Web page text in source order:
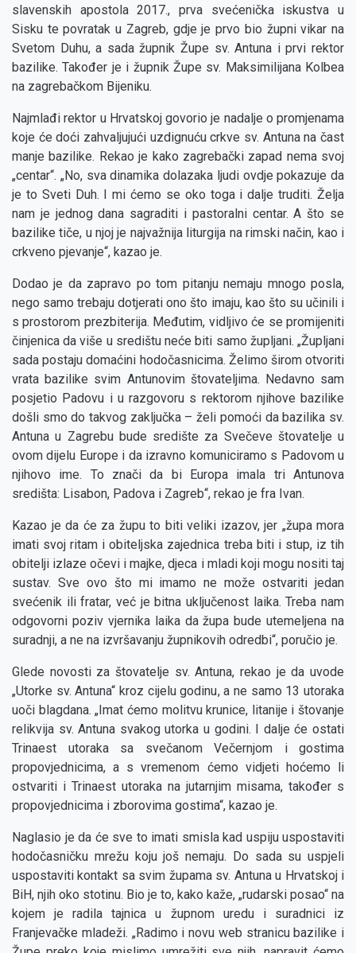
slavenskih apostola 2017., prva svećenička iskustva u
Sisku te povratak u Zagreb, gdje je prvo bio župni vikar na
Svetom Duhu, a sada župnik Župe sv. Antuna i prvi rektor
bazilike. Također je i župnik Župe sv. Maksimilijana Kolbea
na zagrebačkom Bijeniku.
Najmlađi rektor u Hrvatskoj govorio je nadalje o promjenama
koje će doći zahvaljujući uzdignuću crkve sv. Antuna na čast
manje bazilike. Rekao je kako zagrebački zapad nema svoj
„centar“. „No, sva dinamika dolazaka ljudi ovdje pokazuje da
je to Sveti Duh. I mi ćemo se oko toga i dalje truditi. Želja
nam je jednog dana sagraditi i pastoralni centar. A što se
bazilike tiče, u njoj je najvažnija liturgija na rimski način, kao i
crkveno pjevanje“, kazao je.
Dodao je da zapravo po tom pitanju nemaju mnogo posla,
nego samo trebaju dotjerati ono što imaju, kao što su učinili i
s prostorom prezbiterija. Međutim, vidljivo će se promijeniti
činjenica da više u središtu neće biti samo župljani. „Župljani
sada postaju domaćini hodočasnicima. Želimo širom otvoriti
vrata bazilike svim Antunovim štovateljima. Nedavno sam
posjetio Padovu i u razgovoru s rektorom njihove bazilike
došli smo do takvog zaključka – želi pomoći da bazilika sv.
Antuna u Zagrebu bude središte za Svečeve štovatelje u
ovom dijelu Europe i da izravno komuniciramo s Padovom u
njihovo ime. To znači da bi Europa imala tri Antunova
središta: Lisabon, Padova i Zagreb“, rekao je fra Ivan.
Kazao je da će za župu to biti veliki izazov, jer „župa mora
imati svoj ritam i obiteljska zajednica treba biti i stup, iz tih
obitelji izlaze očevi i majke, djeca i mladi koji mogu nositi taj
sustav. Sve ovo što mi imamo ne može ostvariti jedan
svećenik ili fratar, već je bitna uključenost laika. Treba nam
odgovorni poziv vjernika laika da župa bude utemeljena na
suradnji, a ne na izvršavanju župnikovih odredbi“, poručio je.
Glede novosti za štovatelje sv. Antuna, rekao je da uvode
„Utorke sv. Antuna“ kroz cijelu godinu, a ne samo 13 utoraka
uoči blagdana. „Imat ćemo molitvu krunice, litanije i štovanje
relikvija sv. Antuna svakog utorka u godini. I dalje će ostati
Trinaest utoraka sa svečanom Večernjom i gostima
propovjednicima, a s vremenom ćemo vidjeti hoćemo li
ostvariti i Trinaest utoraka na jutarnjim misama, također s
propovjednicima i zborovima gostima“, kazao je.
Naglasio je da će sve to imati smisla kad uspiju uspostaviti
hodočasničku mrežu koju još nemaju. Do sada su uspjeli
uspostaviti kontakt sa svim župama sv. Antuna u Hrvatskoj i
BiH, njih oko stotinu. Bio je to, kako kaže, „rudarski posao“ na
kojem je radila tajnica u župnom uredu i suradnici iz
Franjevačke mladeži. „Radimo i novu web stranicu bazilike i